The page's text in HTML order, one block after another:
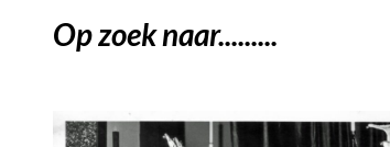
Op zoek naar.........